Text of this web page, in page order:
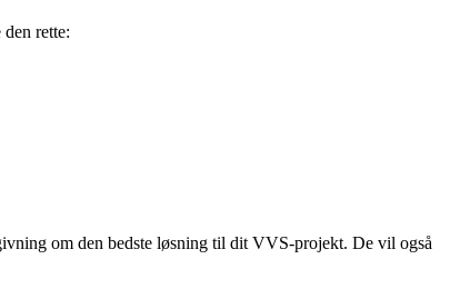
rette:
om den bedste løsning til dit VVS-projekt. De vil også